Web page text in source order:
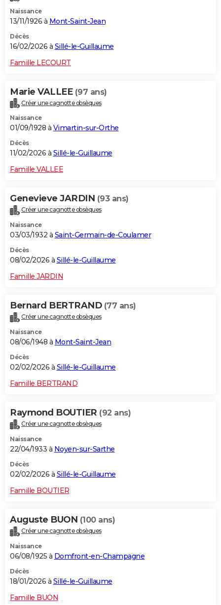
Naissance
13/11/1926 à Mont-Saint-Jean
Décès
16/02/2026 à Sillé-le-Guillaume
Famille LECOURT
Marie VALLEE (97 ans)
Créer une cagnotte obsèques
Naissance
01/09/1928 à Vimartin-sur-Orthe
Décès
11/02/2026 à Sillé-le-Guillaume
Famille VALLEE
Genevieve JARDIN (93 ans)
Créer une cagnotte obsèques
Naissance
03/03/1932 à Saint-Germain-de-Coulamer
Décès
08/02/2026 à Sillé-le-Guillaume
Famille JARDIN
Bernard BERTRAND (77 ans)
Créer une cagnotte obsèques
Naissance
08/06/1948 à Mont-Saint-Jean
Décès
02/02/2026 à Sillé-le-Guillaume
Famille BERTRAND
Raymond BOUTIER (92 ans)
Créer une cagnotte obsèques
Naissance
22/04/1933 à Noyen-sur-Sarthe
Décès
02/02/2026 à Sillé-le-Guillaume
Famille BOUTIER
Auguste BUON (100 ans)
Créer une cagnotte obsèques
Naissance
06/08/1925 à Domfront-en-Champagne
Décès
18/01/2026 à Sillé-le-Guillaume
Famille BUON